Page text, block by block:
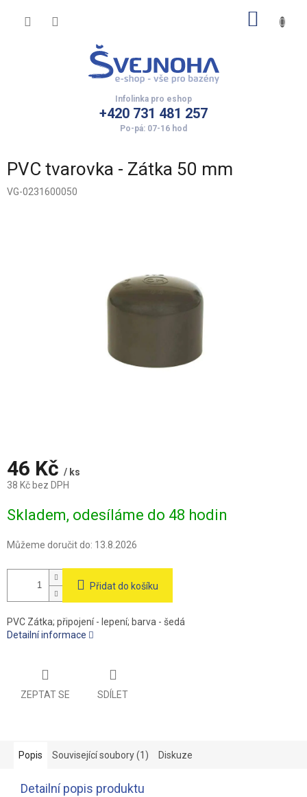
+420 731 481 257
PVC tvarovka - Zátka 50 mm
VG-0231600050
46 Kč / ks
38 Kč bez DPH
cena:
Skladem, odesíláme do 48 hodin
Můžeme doručit do: 13.8.2026
Přidat do košíku
PVC Zátka; připojení - lepení; barva - šedá
Detailní informace
ZEPTAT SE SDÍLET
Popis Související soubory (1) Diskuze
Detailní popis produktu